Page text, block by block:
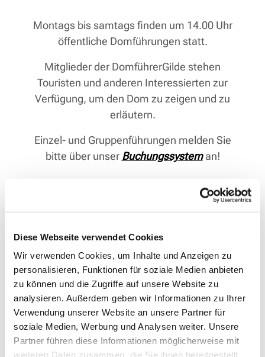
Diese Webseite verwendet Cookies
Wir verwenden Cookies, um Inhalte und Anzeigen zu
personalisieren, Funktionen für soziale Medien anbieten
zu können und die Zugriffe auf unsere Website zu
analysieren. Außerdem geben wir Informationen zu Ihrer
Verwendung unserer Website an unsere Partner für
soziale Medien, Werbung und Analysen weiter. Unsere
Partner führen diese Informationen möglicherweise mit
weiteren Daten zusammen, die Sie ihnen bereitgestellt
Montags bis samtags finden um 14.00 Uhr
öffentliche Domführungen statt.
Mitglieder der DomführerGilde stehen
Touristen und anderen Interessierten zur
Verfügung, um den Dom zu zeigen und zu
erläutern.
Einzel- und Gruppenführungen melden Sie
bitte über unser Buchungssysteman!